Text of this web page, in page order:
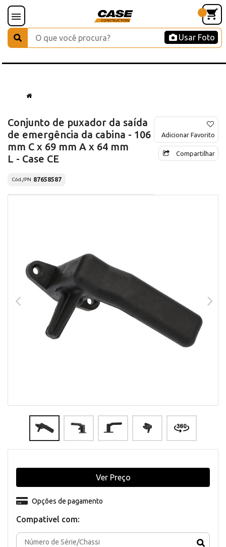
Usar Foto
Conjunto de puxador da saída
de emergência da cabina - 106
mm C x 69 mm A x 64 mm
L - Case CE
Cód./PN 87658587
Adicionar Favorito
Compartilhar
Compativel com:
Opções de pagamento
Ver Preço